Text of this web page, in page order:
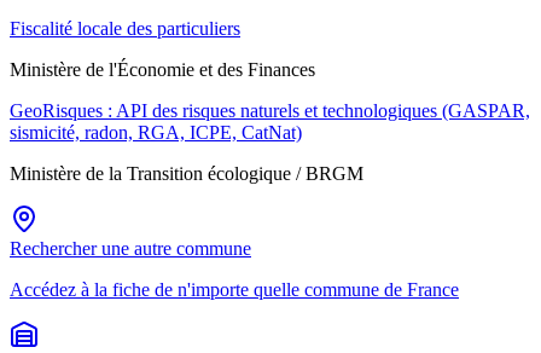
Fiscalité locale des particuliers
Ministère de l'Économie et des Finances
GeoRisques : API des risques naturels et technologiques (GASPAR,
sismicité, radon, RGA, ICPE, CatNat)
Ministère de la Transition écologique / BRGM
Rechercher une autre commune
Accédez à la fiche de n'importe quelle commune de France